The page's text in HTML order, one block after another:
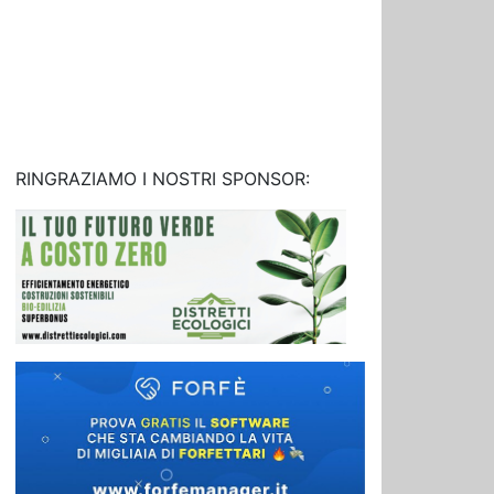
RINGRAZIAMO I NOSTRI SPONSOR: